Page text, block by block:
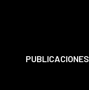
PUBLICACIONES